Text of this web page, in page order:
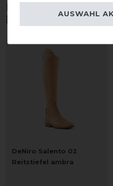
Diese Produkte
interessieren
DeNiro Salento 02
Reitstiefel ambra
AUSWAHL